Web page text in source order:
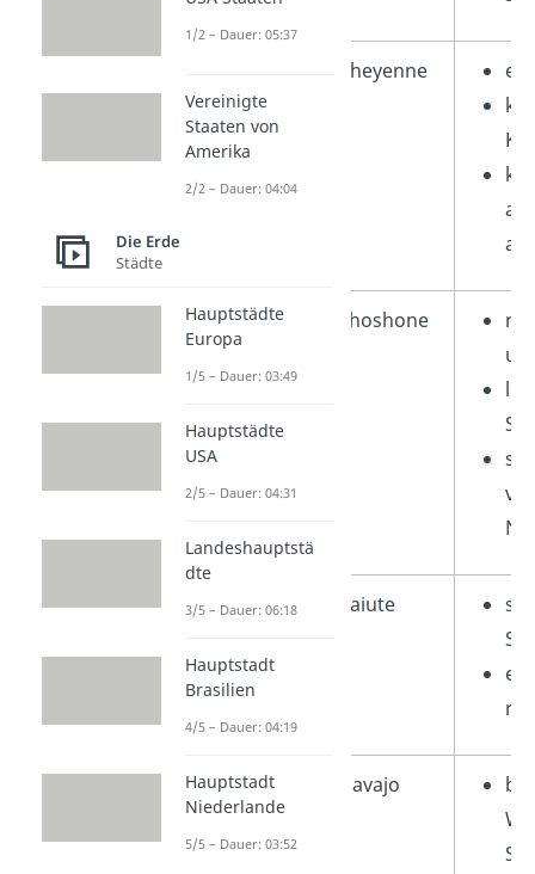
Cheyenne
Great Basin Shoshone
Paiute
Südwesten Navajo
1/2 – Dauer: 05:37
Vereinigte
Staaten von
Amerika
2/2 – Dauer: 04:04
Die Erde
Städte
Hauptstädte
Europa
1/5 – Dauer: 03:49
Hauptstädte
USA
2/5 – Dauer: 04:31
Landeshauptstä
dte
3/5 – Dauer: 06:18
Hauptstadt
Brasilien
4/5 – Dauer: 04:19
Hauptstadt
Niederlande
5/5 – Dauer: 03:52